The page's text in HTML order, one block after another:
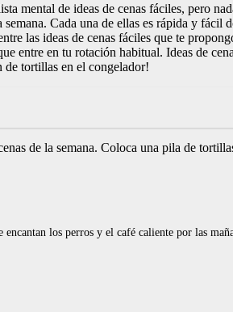
mental de ideas de cenas fáciles, pero
Cada una de ellas es rápida y
las ideas de cenas fáciles que te
entre en tu rotación habitual. Ideas de
de tortillas en el congelador!
de la semana. Coloca una pila de
los perros y el café caliente por las